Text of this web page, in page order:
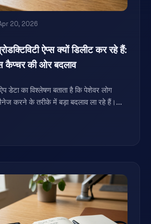
20, 2026
ऐप्स क्यों डिलीट कर रहे हैं:
कैप्चर की ओर बदलाव
डेटा का विश्लेषण बताता है कि पेशेवर लोग
करने के तरीके में बड़ा बदलाव ला रहे हैं।...